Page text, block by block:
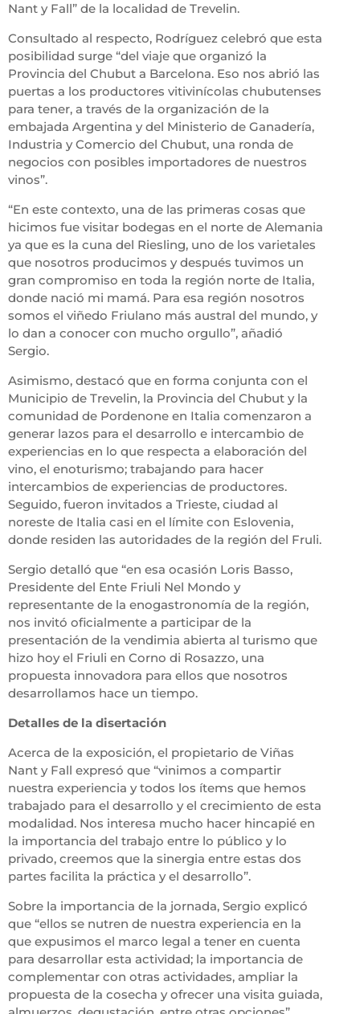
Nant y Fall” de la localidad de Trevelin.
Consultado al respecto, Rodríguez celebró que esta
posibilidad surge “del viaje que organizó la
Provincia del Chubut a Barcelona. Eso nos abrió las
puertas a los productores vitivinícolas chubutenses
para tener, a través de la organización de la
embajada Argentina y del Ministerio de Ganadería,
Industria y Comercio del Chubut, una ronda de
negocios con posibles importadores de nuestros
vinos”.
“En este contexto, una de las primeras cosas que
hicimos fue visitar bodegas en el norte de Alemania
ya que es la cuna del Riesling, uno de los varietales
que nosotros producimos y después tuvimos un
gran compromiso en toda la región norte de Italia,
donde nació mi mamá. Para esa región nosotros
somos el viñedo Friulano más austral del mundo, y
lo dan a conocer con mucho orgullo”, añadió
Sergio.
Asimismo, destacó que en forma conjunta con el
Municipio de Trevelin, la Provincia del Chubut y la
comunidad de Pordenone en Italia comenzaron a
generar lazos para el desarrollo e intercambio de
experiencias en lo que respecta a elaboración del
vino, el enoturismo; trabajando para hacer
intercambios de experiencias de productores.
Seguido, fueron invitados a Trieste, ciudad al
noreste de Italia casi en el límite con Eslovenia,
donde residen las autoridades de la región del Fruli.
Sergio detalló que “en esa ocasión Loris Basso,
Presidente del Ente Friuli Nel Mondo y
representante de la enogastronomía de la región,
nos invitó oficialmente a participar de la
presentación de la vendimia abierta al turismo que
hizo hoy el Friuli en Corno di Rosazzo, una
propuesta innovadora para ellos que nosotros
desarrollamos hace un tiempo.
Detalles de la disertación
Acerca de la exposición, el propietario de Viñas
Nant y Fall expresó que “vinimos a compartir
nuestra experiencia y todos los ítems que hemos
trabajado para el desarrollo y el crecimiento de esta
modalidad. Nos interesa mucho hacer hincapié en
la importancia del trabajo entre lo público y lo
privado, creemos que la sinergia entre estas dos
partes facilita la práctica y el desarrollo”.
Sobre la importancia de la jornada, Sergio explicó
que “ellos se nutren de nuestra experiencia en la
que expusimos el marco legal a tener en cuenta
para desarrollar esta actividad; la importancia de
complementar con otras actividades, ampliar la
propuesta de la cosecha y ofrecer una visita guiada,